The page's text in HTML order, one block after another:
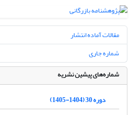
مقالات آماده انتشار
شماره جاری
شماره‌های پیشین نشریه
دوره 30 (1404-1405)